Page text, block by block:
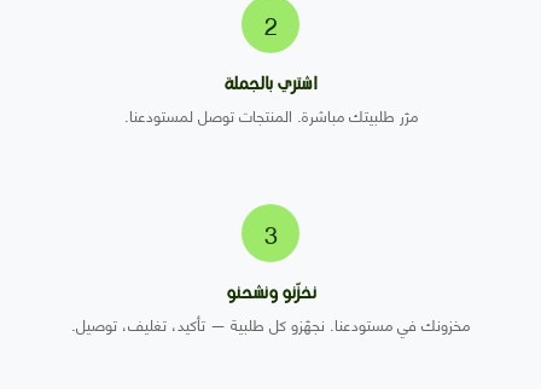
2
اشتري بالجملة
مرّر طلبيتك مباشرة. المنتجات توصل لمستودعنا.
3
نخزّنو ونشحنو
مخزونك في مستودعنا. نجهّزو كل طلبية — تأكيد، تغليف، توصيل.